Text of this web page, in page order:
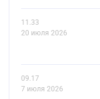
11.33
20 июля 2026
09.17
7 июля 2026